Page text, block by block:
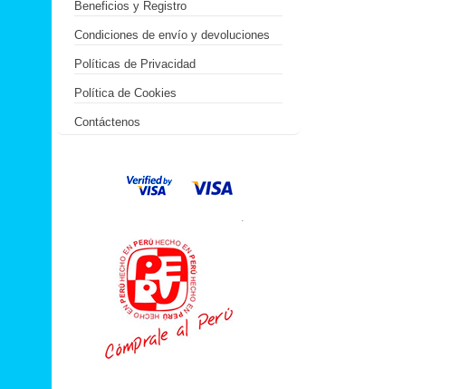
Beneficios y Registro
Condiciones de envío y devoluciones
Políticas de Privacidad
Política de Cookies
Contáctenos
.